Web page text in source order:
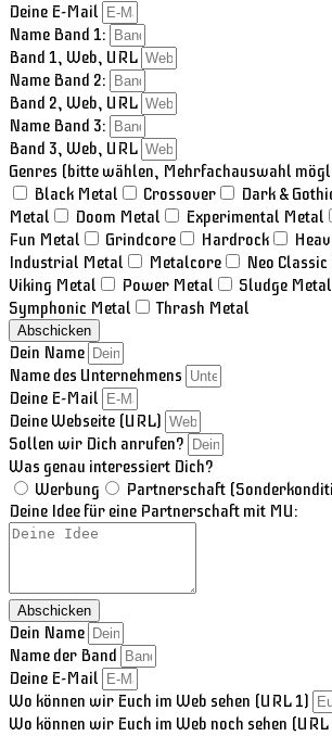
Deine E-Mail
Name Band 1:
Band 1, Web, URL
Name Band 2:
Band 2, Web, URL
Name Band 3:
Band 3, Web, URL
Genres (bitte wählen, Mehrfachauswahl
Black Metal
Crossover Dark &
Metal
Doom Metal Experimental Metal
Fun Metal
Grindcore Hardrock
Industrial Metal
Metalcore Neo
Viking Metal
Power Metal Sludge Metal
Symphonic Metal
Thrash Metal
Abschicken
Dein Name
Name des Unternehmens
Deine E-Mail
Deine Webseite (URL)
Sollen wir Dich anrufen?
Was genau interessiert Dich?
Werbung
Partnerschaft
Deine Idee für eine Partnerschaft mit MU:
Abschicken
Dein Name
Name der Band
Deine E-Mail
Wo können wir Euch im Web sehen (URL 1)
Wo können wir Euch im Web noch sehen (URL